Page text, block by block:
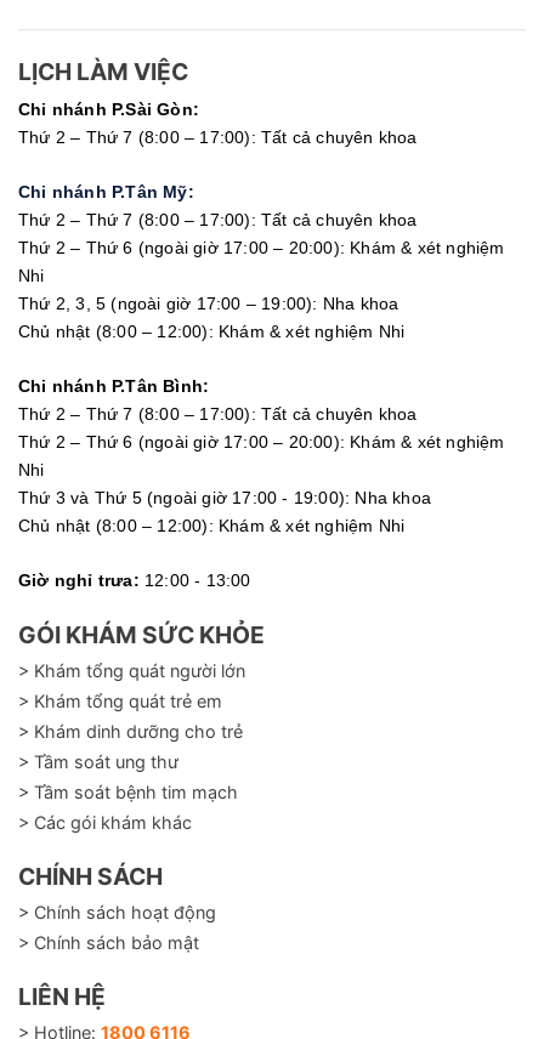
LỊCH LÀM VIỆC
Chi nhánh P.Sài Gòn:
Thứ 2 – Thứ 7 (8:00 – 17:00): Tất cả chuyên khoa
Chi nhánh P.Tân Mỹ:
Thứ 2 – Thứ 7 (8:00 – 17:00): Tất cả chuyên khoa
Thứ 2 – Thứ 6 (ngoài giờ 17:00 – 20:00): Khám & xét nghiệm
Nhi
Thứ 2, 3, 5 (ngoài giờ 17:00 – 19:00): Nha khoa
Chủ nhật (8:00 – 12:00): Khám & xét nghiệm Nhi
Chi nhánh P.Tân Bình:
Thứ 2 – Thứ 7 (8:00 – 17:00): Tất cả chuyên khoa
Thứ 2 – Thứ 6 (ngoài giờ 17:00 – 20:00): Khám & xét nghiệm
Nhi
Thứ 3 và Thứ 5 (ngoài giờ 17:00 - 19:00): Nha khoa
Chủ nhật (8:00 – 12:00): Khám & xét nghiệm Nhi
Giờ nghỉ trưa: 12:00 - 13:00
GÓI KHÁM SỨC KHỎE
> Khám tổng quát người lớn
> Khám tổng quát trẻ em
> Khám dinh dưỡng cho trẻ
> Tầm soát ung thư
> Tầm soát bệnh tim mạch
> Các gói khám khác
CHÍNH SÁCH
> Chính sách hoạt động
> Chính sách bảo mật
LIÊN HỆ
> Hotline: 1800 6116